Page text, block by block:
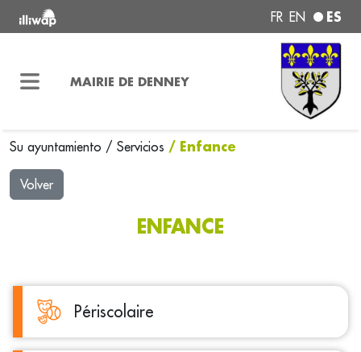
FR EN ES
MAIRIE DE DENNEY
Su ayuntamiento / Servicios / Enfance
Volver
ENFANCE
Périscolaire